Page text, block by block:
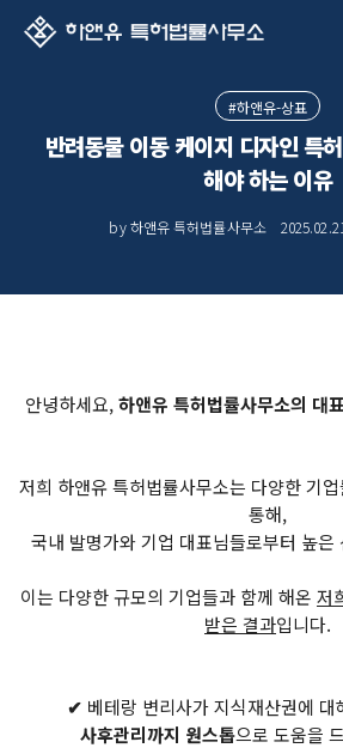
#하앤유-상표
반려동물 이동 케이지 디자인 특
해야 하는 이유
by 하앤유 특허법률사무소 2025.02.21
안녕하세요,하앤유 특허법률사무소의 대
저희 하앤유 특허법률사무소는 다양한 기
통해,
국내 발명가와 기업 대표님들로부터 높은
이는 다양한 규모의 기업들과 함께 해온 저
받은 결과입니다.
✔ 베테랑 변리사가 지식재산권에 대
사후관리까지 원스톱으로 도움을